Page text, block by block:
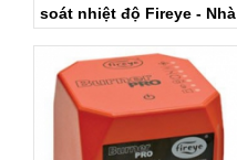
soát nhiệt độ Fireye - Nhà